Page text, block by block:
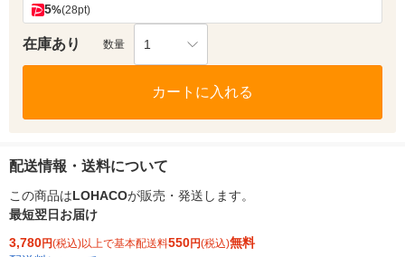
5%(28pt)
在庫あり 数量 1
カートに入れる
配送情報・送料について
この商品はLOHACOが販売・発送します。
最短翌日お届け
3,780円(税込)以上で基本配送料550円(税込)無料